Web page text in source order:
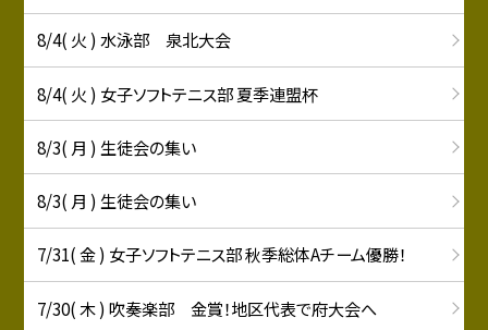
8/4( 火 ) 水泳部 泉北大会
8/4( 火 ) 女子ソフトテニス部 夏季連盟杯
8/3( 月 ) 生徒会の集い
8/3( 月 ) 生徒会の集い
7/31( 金 ) 女子ソフトテニス部 秋季総体Aチーム優勝！
7/30( 木 ) 吹奏楽部 金賞！地区代表で府大会へ